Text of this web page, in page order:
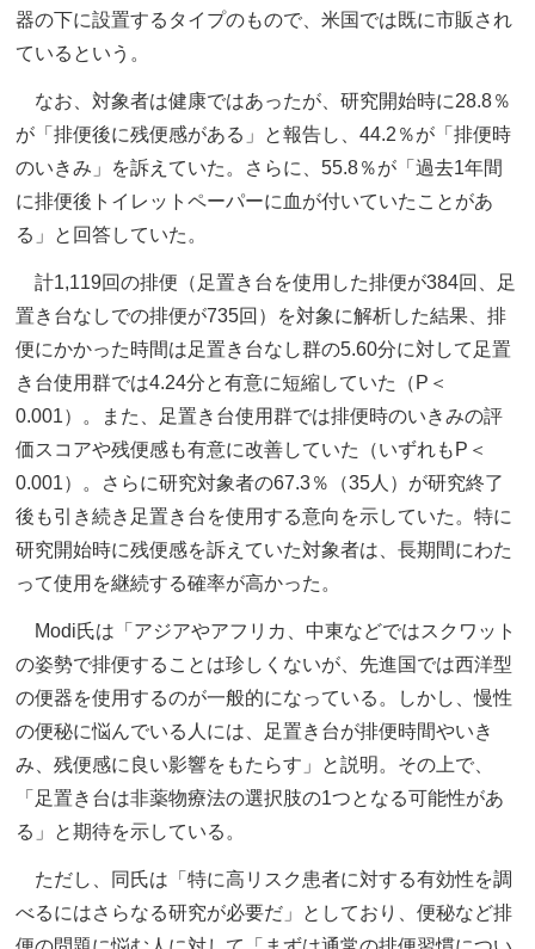
器の下に設置するタイプのもので、米国では既に市販され
ているという。
なお、対象者は健康ではあったが、研究開始時に28.8％
が「排便後に残便感がある」と報告し、44.2％が「排便時
のいきみ」を訴えていた。さらに、55.8％が「過去1年間
に排便後トイレットペーパーに血が付いていたことがあ
る」と回答していた。
計1,119回の排便（足置き台を使用した排便が384回、足
置き台なしでの排便が735回）を対象に解析した結果、排
便にかかった時間は足置き台なし群の5.60分に対して足置
き台使用群では4.24分と有意に短縮していた（P＜
0.001）。また、足置き台使用群では排便時のいきみの評
価スコアや残便感も有意に改善していた（いずれもP＜
0.001）。さらに研究対象者の67.3％（35人）が研究終了
後も引き続き足置き台を使用する意向を示していた。特に
研究開始時に残便感を訴えていた対象者は、長期間にわた
って使用を継続する確率が高かった。
Modi氏は「アジアやアフリカ、中東などではスクワット
の姿勢で排便することは珍しくないが、先進国では西洋型
の便器を使用するのが一般的になっている。しかし、慢性
の便秘に悩んでいる人には、足置き台が排便時間やいき
み、残便感に良い影響をもたらす」と説明。その上で、
「足置き台は非薬物療法の選択肢の1つとなる可能性があ
る」と期待を示している。
ただし、同氏は「特に高リスク患者に対する有効性を調
べるにはさらなる研究が必要だ」としており、便秘など排